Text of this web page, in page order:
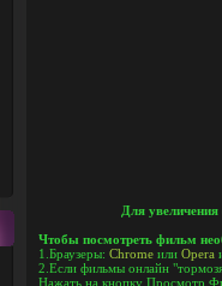
Для
Чтобы посмотреть фильм
1.Браузеры: Chrome или Opera
2.Если фильмы онлайн
Нажать на кнопку Просмотр